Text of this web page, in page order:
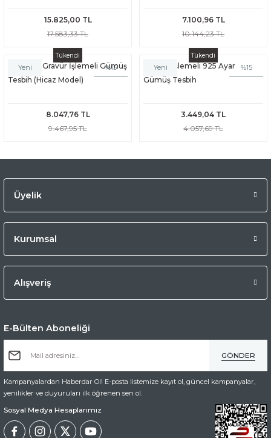
15.825,00 TL
17.583,33 TL
7.100,96 TL
10.144,23 TL
Tükendi
Yeni %15
925 Ayar Gravür İşlemeli Gümüş
Tesbih (Hicaz Model)
8.047,76 TL
9.467,95 TL
Tükendi
Yeni %15
Üç Hilal İşlemeli 925 Ayar
Gümüş Tesbih
3.449,04 TL
4.057,69 TL
Üyelik
Kurumsal
Alışveriş
E-Bülten Aboneliği
GÖNDER
Kampanyalardan Haberdar Ol! E-posta listemize kayıt ol, güncel kampanyalar,
yenilikler ve duyuruları ilk öğrenen sen ol.
Sosyal Medya Hesaplarımız